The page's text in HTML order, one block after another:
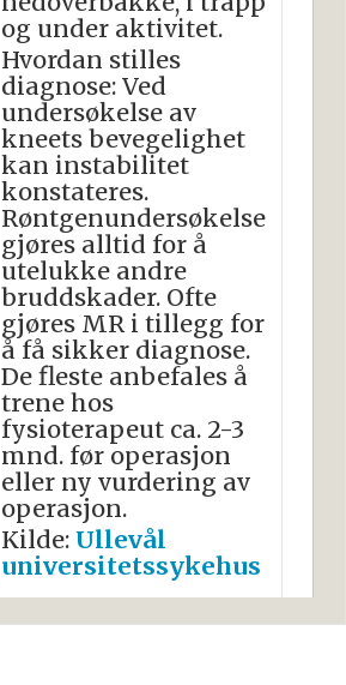
og under aktivitet.
Hvordan stilles
diagnose: Ved
undersøkelse av
kneets bevegelighet
kan instabilitet
konstateres.
Røntgenundersøkelse
gjøres alltid for å
utelukke andre
bruddskader. Ofte
gjøres MR i tillegg for
å få sikker diagnose.
De fleste anbefales å
trene hos
fysioterapeut ca. 2-3
mnd. før operasjon
eller ny vurdering av
operasjon.
Kilde: Ullevål
universitetssykehus